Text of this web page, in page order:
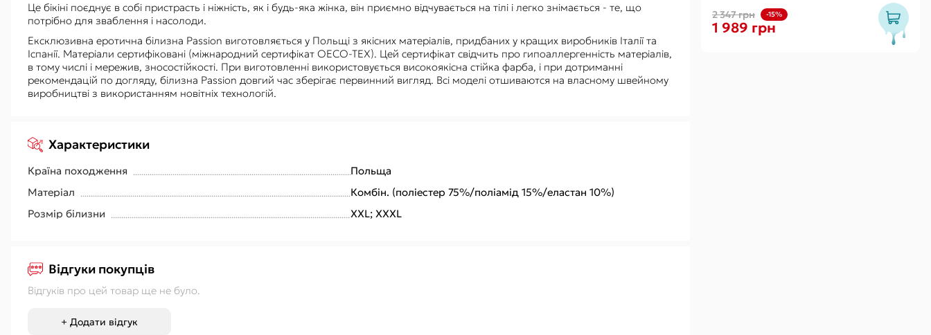
2 347 грн -15%
1 989 грн
Це бікіні поєднує в собі пристрасть і ніжність, як і будь-яка жінка, він приємно відчувається на тілі і легко знімається - те, що
потрібно для зваблення і насолоди.
Ексклюзивна еротична білизна Passion виготовляється у Польщі з якісних матеріалів, придбаних у кращих виробників Італії та
Іспанії. Матеріали сертифіковані (міжнародний сертифікат OECO-TEX). Цей сертифікат свідчить про гипоаллергенність матеріалів,
в тому числі і мережив, зносостійкості. При виготовленні використовується високоякісна стійка фарба, і при дотриманні
рекомендацій по догляду, білизна Passion довгий час зберігає первинний вигляд. Всі моделі отшиваются на власному швейному
виробництві з використанням новітніх технологій.
Характеристики
Країна походження
Польща
Матеріал
Комбін. (поліестер 75%/поліамід 15%/еластан 10%)
Розмір білизни
XXL; XXXL
Відгуки покупців
Відгуків про цей товар ще не було.
+ Додати відгук